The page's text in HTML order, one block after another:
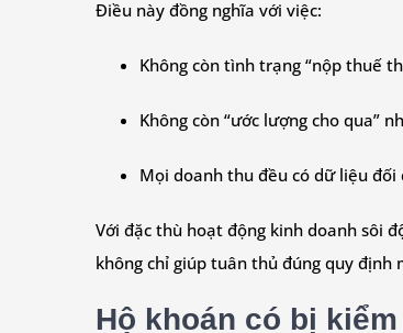
Điều này đồng nghĩa với việc:
Không còn tình trạng “nộp thuế
Không còn “ước lượng cho qua”
Mọi doanh thu đều có dữ liệu
Với đặc thù hoạt động kinh doanh sôi
không chỉ giúp tuân thủ đúng quy
Hộ khoán có bị